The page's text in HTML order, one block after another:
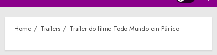
Home Trailers Trailer do filme Todo Mundo em Pânico